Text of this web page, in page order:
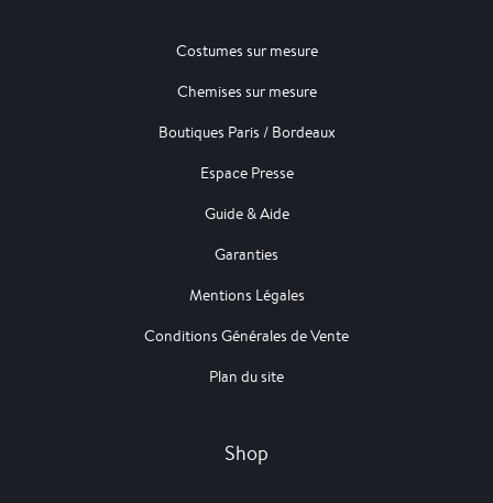
Costumes sur mesure
Chemises sur mesure
Boutiques Paris / Bordeaux
Espace Presse
Guide & Aide
Garanties
Mentions Légales
Conditions Générales de Vente
Plan du site
Shop